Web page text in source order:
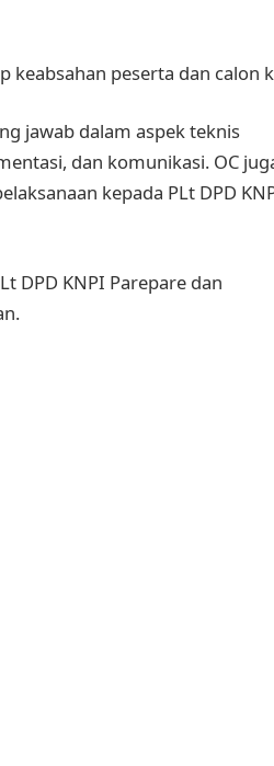
peserta dan calon
jawab dalam aspek teknis
dan komunikasi. OC
kepada PLt DPD
DPD KNPI Parepare dan